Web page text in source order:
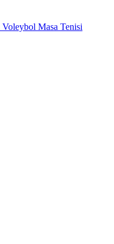
Voleybol Masa Tenisi